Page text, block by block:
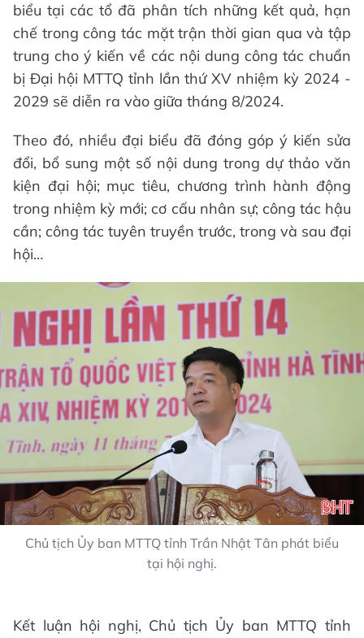
biểu tại các tổ đã phân tích những kết quả, hạn
chế trong công tác mặt trận thời gian qua và tập
trung cho ý kiến về các nội dung công tác chuẩn
bị Đại hội MTTQ tỉnh lần thứ XV nhiệm kỳ 2024 -
2029 sẽ diễn ra vào giữa tháng 8/2024.
Theo đó, nhiều đại biểu đã đóng góp ý kiến sửa
đổi, bổ sung một số nội dung trong dự thảo văn
kiện đại hội; mục tiêu, chương trình hành động
trong nhiệm kỳ mới; cơ cấu nhân sự; công tác hậu
cần; công tác tuyên truyền trước, trong và sau đại
hội…
Chủ tịch Ủy ban MTTQ tỉnh Trần Nhật Tân phát biểu
tại hội nghị.
Kết luận hội nghị, Chủ tịch Ủy ban MTTQ tỉnh